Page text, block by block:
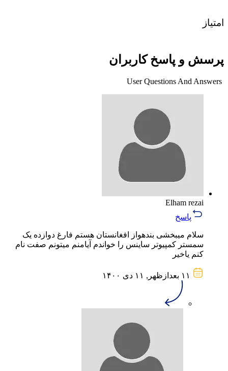
امتیاز
پرسش و پاسخ کاربران
Elham rezai
پاسخ
سلام میبخشی بندهواز افغانستان هستم فارغ دوازده یک
سمستر کمپیوتر ساینس را خواندم آیامنم میتونم صفت نام
کنم یاخیر